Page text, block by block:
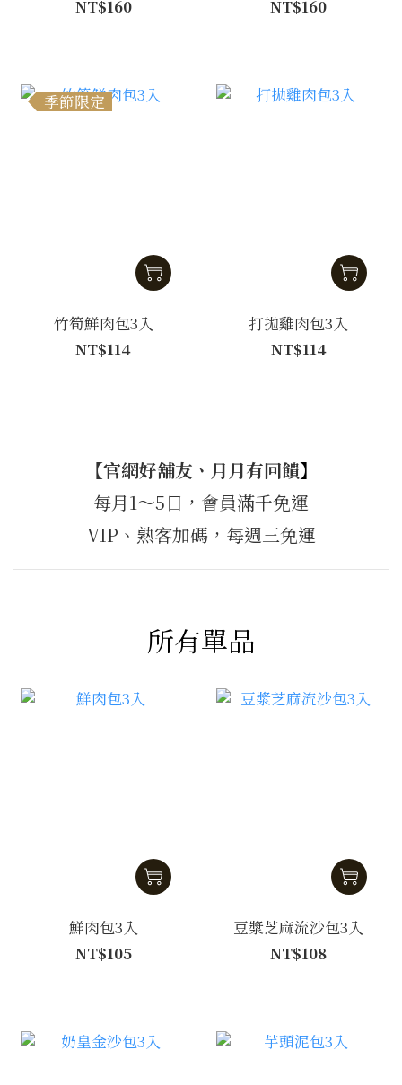
NT$160 NT$160
季節限定
竹筍鮮肉包3入
NT$114
打拋雞肉包3入
NT$114
【官網好舖友ㆍ月月有回饋】
每月1～5日，會員滿千免運
VIP、熟客加碼，每週三免運
所有單品
鮮肉包3入
NT$105
豆漿芝麻流沙包3入
NT$108